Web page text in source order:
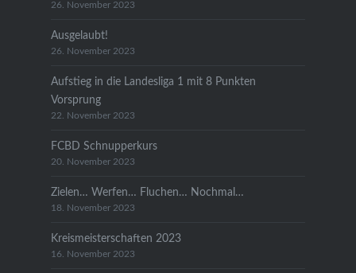
26. November 2023
Ausgelaubt!
26. November 2023
Aufstieg in die Landesliga 1 mit 8 Punkten
Vorsprung
22. November 2023
FCBD Schnupperkurs
20. November 2023
Zielen… Werfen… Fluchen… Nochmal…
18. November 2023
Kreismeisterschaften 2023
16. November 2023